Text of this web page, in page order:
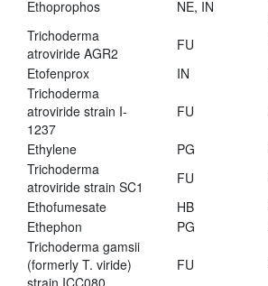
Ethoprophos
NE, IN
Trichoderma
atroviride AGR2
FU
Etofenprox
IN
Trichoderma
atroviride strain I-
1237
FU
Ethylene PG
Trichoderma
atroviride strain SC1
FU
Ethofumesate
HB
Ethephon
PG
Trichoderma gamsii
(formerly T. viride)
FU